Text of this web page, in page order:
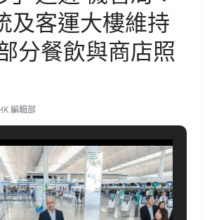
及客運大樓維持
分餐飲與商店照
編輯部